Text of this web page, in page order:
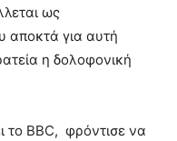
ως
αποκτά για αυτή
η δολοφονική
το BBC, φρόντισε να